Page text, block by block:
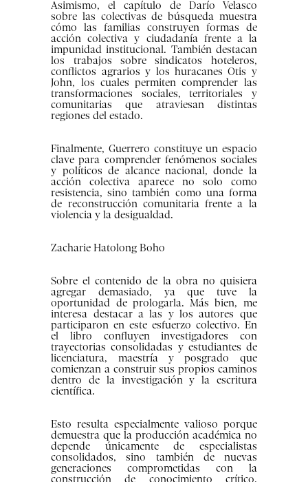
Asimismo, el capítulo de Darío Velasco
sobre las colectivas de búsqueda muestra
cómo las familias construyen formas de
acción colectiva y ciudadanía frente a la
impunidad institucional. También destacan
los trabajos sobre sindicatos hoteleros,
conflictos agrarios y los huracanes Otis y
John, los cuales permiten comprender las
transformaciones sociales, territoriales y
comunitarias que atraviesan distintas
regiones del estado.
Finalmente, Guerrero constituye un espacio
clave para comprender fenómenos sociales
y políticos de alcance nacional, donde la
acción colectiva aparece no solo como
resistencia, sino también como una forma
de reconstrucción comunitaria frente a la
violencia y la desigualdad.
Zacharie Hatolong Boho
Sobre el contenido de la obra no quisiera
agregar demasiado, ya que tuve la
oportunidad de prologarla. Más bien, me
interesa destacar a las y los autores que
participaron en este esfuerzo colectivo. En
el libro confluyen investigadores con
trayectorias consolidadas y estudiantes de
licenciatura, maestría y posgrado que
comienzan a construir sus propios caminos
dentro de la investigación y la escritura
científica.
Esto resulta especialmente valioso porque
demuestra que la producción académica no
depende únicamente de especialistas
consolidados, sino también de nuevas
generaciones comprometidas con la